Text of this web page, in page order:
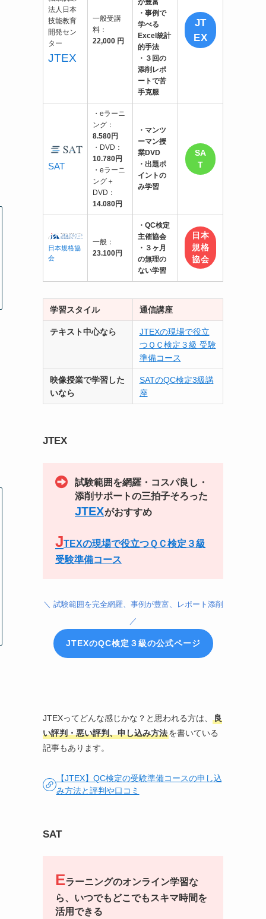
JTEX
一般受講
料：
22,000 円
が豊富
・事例で
学べる
Excel統計
的手法
・３回の
添削レポ
ートで苦
手克服
JT
EX
SAT
・eラーニ
ング：
8.580円
・DVD：
10.780円
・eラーニ
ング＋
DVD：
14.080円
・マンツ
ーマン授
業DVD
・出題ポ
イントの
み学習
SA
T
日本規格協
会
一般：
23.100円
・QC検定
主催協会
・３ヶ月
の無理の
ない学習
日本
規格
協会
学習スタイル 通信講座
テキスト中心なら
JTEXの現場で役立
つＱＣ検定３級 受験
準備コース
映像授業で学習した
いなら
SATのQC検定3級講
座
JTEX
試験範囲を網羅・コスパ良し・
添削サポートの三拍子そろった
JTEXがおすすめ
JTEXの現場で役立つＱＣ検定３級
受験準備コース
＼ 試験範囲を完全網羅、事例が豊富、レポート添削
／
JTEXのQC検定３級の公式ページ
JTEXってどんな感じかな？と思われる方は、
良
い評判・悪い評判、申し込み方法を書いている
記事もあります。
【JTEX】QC検定の受験準備コースの申し込
み方法と評判や口コミ
SAT
Eラーニングのオンライン学習な
ら、いつでもどこでもスキマ時間を
活用できる